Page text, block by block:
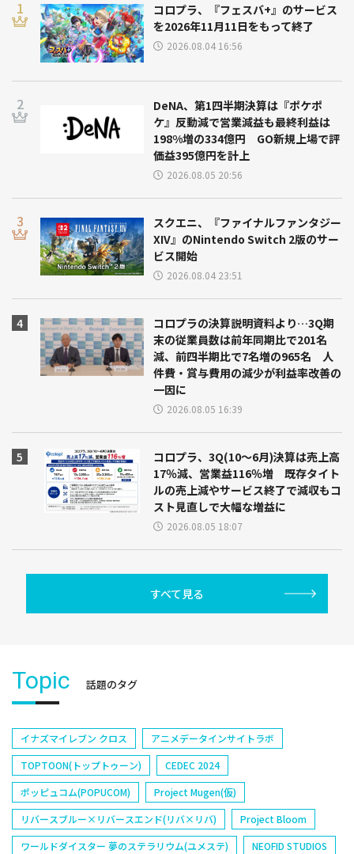
コロプラ、『フェスバ+』のサービス
を2026年11月11日をもって終了
2026.08.04 16:56
DeNA、第1四半期決算は『ポケポ
ケ』反動減で営業減益も最終利益は
198%増の334億円 GO新規上場で評
価益395億円を計上
2026.08.05 20:56
スクエニ、『ファイナルファンタジー
XIV』のNintendo Switch 2版のサー
ビス開始
2026.08.04 23:51
コロプラの決算説明資料より…3Q期
末の従業員数は前年同期比で201名
減、前四半期比で7名増の965名 人
件費・賞与費用の減少が利益率改善の
一因に
2026.08.05 16:39
コロプラ、3Q(10～6月)決算は売上高
17％減、営業益116％増 既存タイト
ルの売上減やサービス終了で減収もコ
スト見直しで大幅な増益に
2026.08.05 18:07
すべて見る
Topic 話題のタグ
イナズマイレブン クロス
アニメデータインサイトラボ
TOPTOON(トップトゥーン)
CEDEC 2024
ポッピュコム(POPUCOM)
Project Mugen(仮)
リバースブルー×リバースエンド(リバ×リバ)
Project Bloom
ワールドダイスター 夢のステラリウム(ユメステ)
NEOFID STUDIOS